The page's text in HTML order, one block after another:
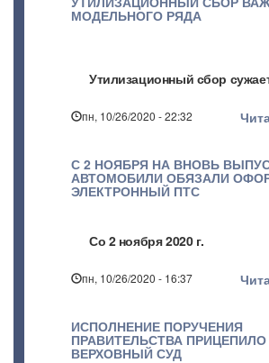
МОДЕЛЬНОГО РЯДА
Утилизационный сбор
пн, 10/26/2020 - 22:32
С 2 НОЯБРЯ НА ВНОВЬ
АВТОМОБИЛИ ОБЯЗАЛИ
ЭЛЕКТРОННЫЙ ПТС
Со 2 ноября 2020 г.
пн, 10/26/2020 - 16:37
ИСПОЛНЕНИЕ ПОРУЧЕНИЯ
ПРАВИТЕЛЬСТВА
ВЕРХОВНЫЙ СУД